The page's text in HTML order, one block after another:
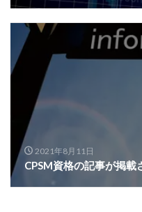
2021年8月11日
CPSM資格の記事が掲載